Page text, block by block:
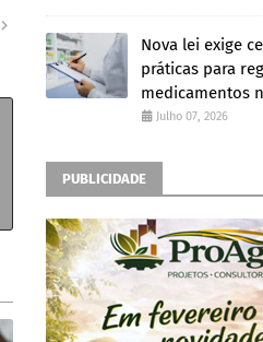
Nova lei exige
práticas para
medicamentos
Julho 07, 2026
PUBLICIDADE